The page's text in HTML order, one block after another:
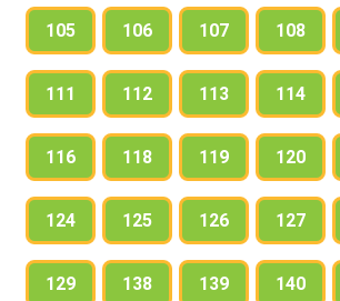
105 106 107 108
111 112 113 114
116 118 119 120
124 125 126 127
129 138 139 140